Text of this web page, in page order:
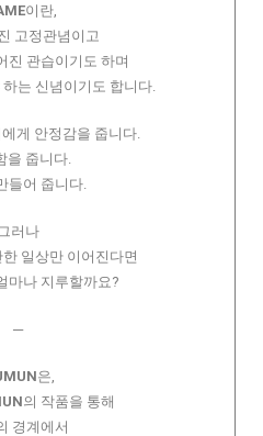
이란,
고정관념이고
진 관습이기도 하며
는 신념이기도 합니다.
게 안정감을 줍니다.
을 줍니다.
들어 줍니다.
그러나
일상만 이어진다면
마나 지루할까요?
─
은,
의 작품을 통해
경계에서